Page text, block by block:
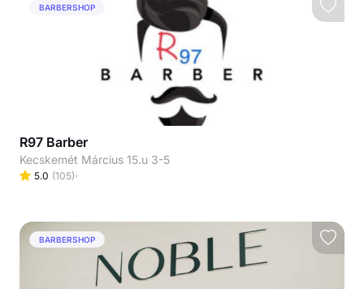
BARBERSHOP
R97 Barber
Kecskemét Március 15.u 3-5
5.0 (105)
BARBERSHOP